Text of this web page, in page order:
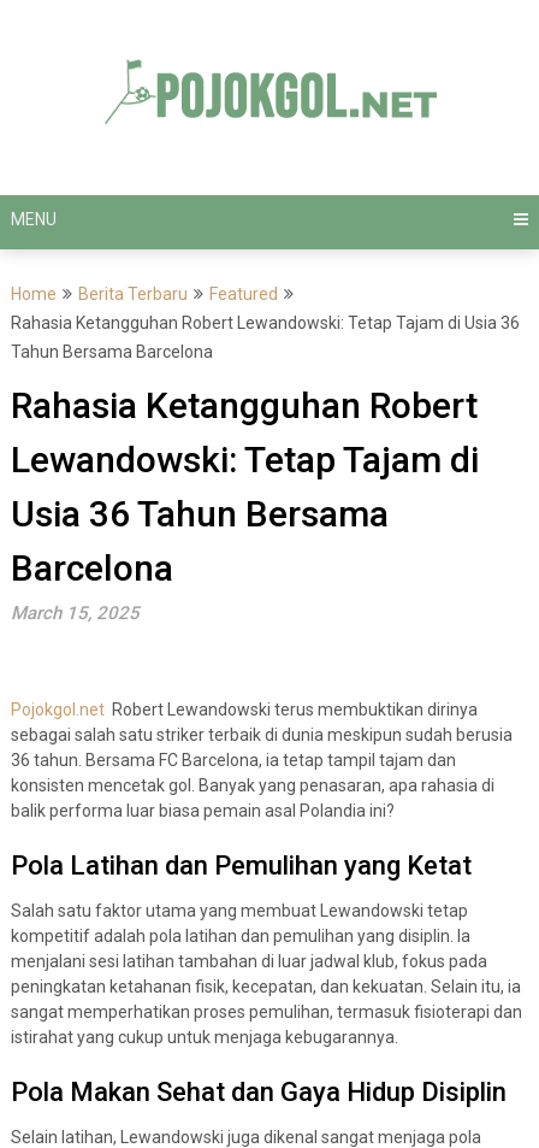
MENU
Home Berita Terbaru
Featured
Rahasia Ketangguhan Robert Lewandowski: Tetap Tajam di Usia 36
Tahun Bersama Barcelona
Rahasia Ketangguhan Robert
Lewandowski: Tetap Tajam di
Usia 36 Tahun Bersama
Barcelona
March 15, 2025
Pojokgol.netRobert Lewandowski terus membuktikan dirinya
sebagai salah satu striker terbaik di dunia meskipun sudah berusia
36 tahun. Bersama FC Barcelona, ia tetap tampil tajam dan
konsisten mencetak gol. Banyak yang penasaran, apa rahasia di
balik performa luar biasa pemain asal Polandia ini?
Pola Latihan dan Pemulihan yang Ketat
Salah satu faktor utama yang membuat Lewandowski tetap
kompetitif adalah pola latihan dan pemulihan yang disiplin. Ia
menjalani sesi latihan tambahan di luar jadwal klub, fokus pada
peningkatan ketahanan fisik, kecepatan, dan kekuatan. Selain itu, ia
sangat memperhatikan proses pemulihan, termasuk fisioterapi dan
istirahat yang cukup untuk menjaga kebugarannya.
Pola Makan Sehat dan Gaya Hidup Disiplin
Selain latihan, Lewandowski juga dikenal sangat menjaga pola